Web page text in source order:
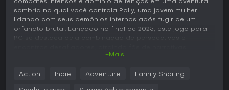
combates intensos e domínio de feitiços em uma aventura
sombria na qual você controla Polly, uma jovem mulher
lidando com seus demônios internos após fugir de um
orfanato brutal. Lançado no final de 2025, este jogo para
PC se destaca pela combinação de perspectivas e
obscuras e tiroteios agressivos.
Jogabilidade
Em Silly Polly Beast, a jogabilidade gira em torno de
+Mais
Action Indie Adventure Family Sharing